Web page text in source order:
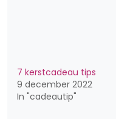
7 kerstcadeau tips
9 december 2022
In "cadeautip"